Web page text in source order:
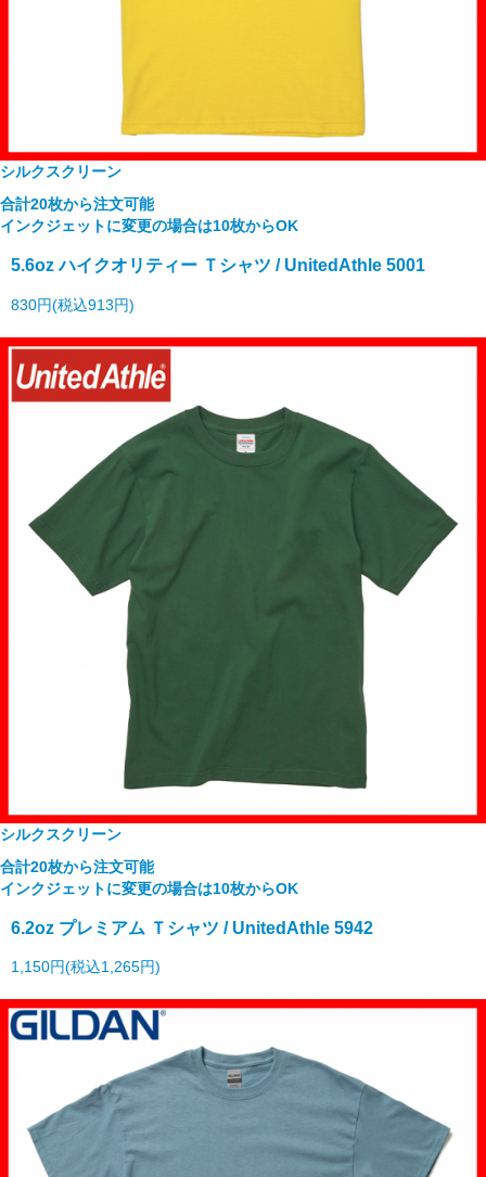
シルクスクリーン
合計20枚から注文可能
インクジェットに変更の場合は10枚からOK
5.6oz ハイクオリティー Ｔシャツ / UnitedAthle 5001
830円(税込913円)
シルクスクリーン
合計20枚から注文可能
インクジェットに変更の場合は10枚からOK
6.2oz プレミアム Ｔシャツ / UnitedAthle 5942
1,150円(税込1,265円)